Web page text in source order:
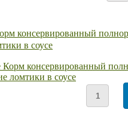
консервированный
в соусе